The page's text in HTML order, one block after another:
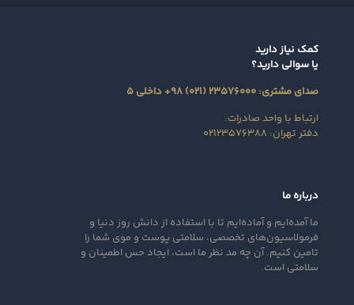
کمک نیاز دارید
یا سوالی دارید؟
صدای مشتری: ۲۳۵۷۶۰۰۰ (۰۲۱) ۹۸+ داخلی ۵
ارتباط با واحد صادرات:
دفتر تهران: ۰۲۱۲۳۵۷۶۳۸۸
درباره ما
ما آمده‌ایم و آماده‌ایم تا با استفاده از دانش روز دنیا و
فرمولاسیون‌های تخصصی، سلامتی پوست و موی شما را
تامین کنیم. آن‌ چه مد نظر ما است، ایجاد حس اطمینان و
سلامتی است.